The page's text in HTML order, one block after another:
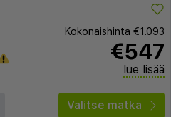
Kokonaishinta €1.093
€547
lue lisää
Valitse matka